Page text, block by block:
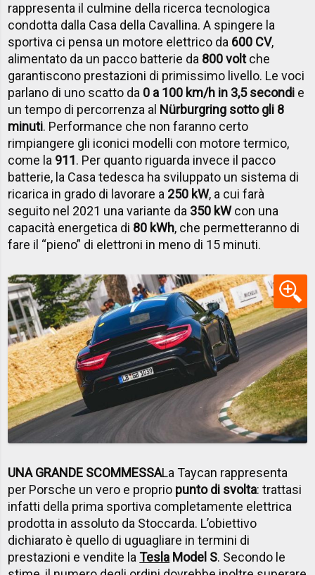
rappresenta il culmine della ricerca tecnologica
condotta dalla Casa della Cavallina. A spingere la
sportiva ci pensa un motore elettrico da 600 CV,
alimentato da un pacco batterie da 800 voltche
garantiscono prestazioni di primissimo livello. Le voci
parlano di uno scatto da 0 a 100 km/h in 3,5 secondi e
un tempo di percorrenza al Nürburgring sotto gli 8
minuti. Performance che non faranno certo
rimpiangere gli iconici modelli con motore termico,
come la 911. Per quanto riguarda invece il pacco
batterie, la Casa tedesca ha sviluppato un sistema di
ricarica in grado di lavorare a 250 kW, a cui farà
seguito nel 2021 una variante da 350 kWcon una
capacità energetica di 80 kWh, che permetteranno di
fare il “pieno” di elettroni in meno di 15 minuti.
UNA GRANDE SCOMMESSALa Taycan rappresenta
per Porsche un vero e proprio punto di svolta: trattasi
infatti della prima sportiva completamente elettrica
prodotta in assoluto da Stoccarda. L’obiettivo
dichiarato è quello di uguagliare in termini di
prestazioni e vendite laTesla Model S. Secondo le